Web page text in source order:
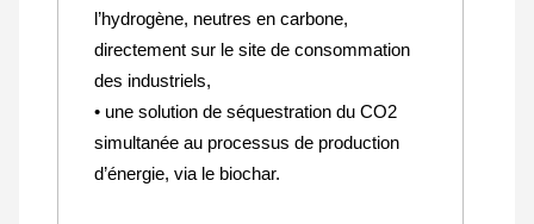
l’hydrogène, neutres en carbone,
directement sur le site de consommation
des industriels,
• une solution de séquestration du CO2
simultanée au processus de production
d’énergie, via le biochar.